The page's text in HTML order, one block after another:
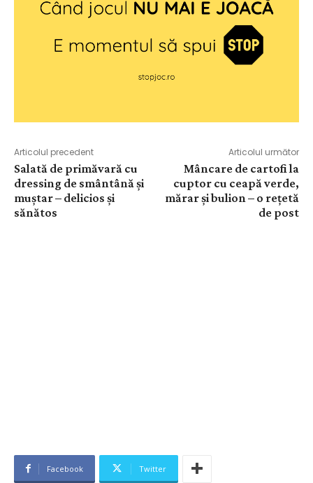
Articolul precedent
Salată de primăvară cu
dressing de smântână și
muștar – delicios și
sănătos
Articolul următor
Mâncare de cartofi la
cuptor cu ceapă verde,
mărar și bulion – o rețetă
de post
Facebook Twitter